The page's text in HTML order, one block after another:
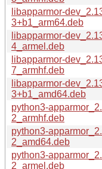
libapparmor-
3+b1_arm64.deb
libapparmor-
4_armel.deb
libapparmor-
7_armhf.deb
libapparmor-
3+b1_amd64.deb
python3-
2_armhf.deb
python3-
2_amd64.deb
python3-
2_armel.deb